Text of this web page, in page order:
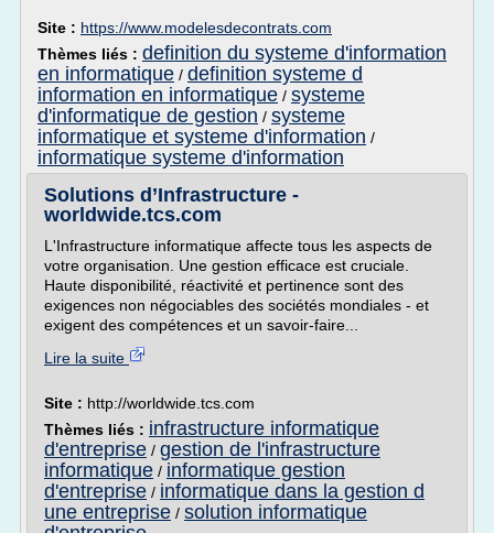
Site : https://www.modelesdecontrats.com
Thèmes liés : definition du systeme d'information
en informatique / definition systeme d
information en informatique / systeme
d'informatique de gestion / systeme
informatique et systeme d'information /
informatique systeme d'information
Solutions d’Infrastructure -
worldwide.tcs.com
L'Infrastructure informatique affecte tous les aspects de
votre organisation. Une gestion efficace est cruciale.
Haute disponibilité, réactivité et pertinence sont des
exigences non négociables des sociétés mondiales - et
exigent des compétences et un savoir-faire...
Lire la suite
Site : http://worldwide.tcs.com
Thèmes liés : infrastructure informatique
d'entreprise / gestion de l'infrastructure
informatique / informatique gestion
d'entreprise / informatique dans la gestion d
une entreprise / solution informatique